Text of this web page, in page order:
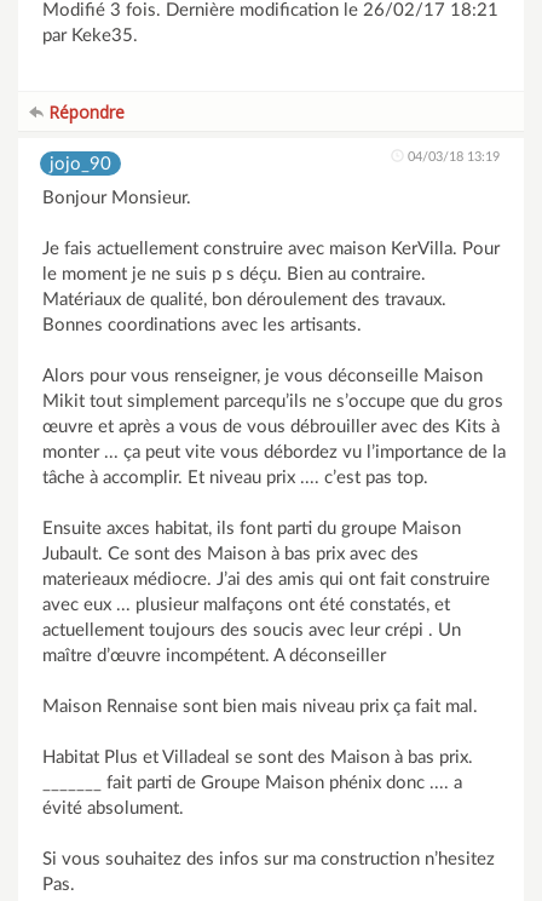
Modifié 3 fois. Dernière modification le 26/02/17 18:21
par Keke35.
Répondre
jojo_90 04/03/18 13:19
Bonjour Monsieur.
Je fais actuellement construire avec maison KerVilla. Pour
le moment je ne suis p s déçu. Bien au contraire.
Matériaux de qualité, bon déroulement des travaux.
Bonnes coordinations avec les artisants.
Alors pour vous renseigner, je vous déconseille Maison
Mikit tout simplement parcequ’ils ne s’occupe que du gros
œuvre et après a vous de vous débrouiller avec des Kits à
monter ... ça peut vite vous débordez vu l’importance de la
tâche à accomplir. Et niveau prix .... c’est pas top.
Ensuite axces habitat, ils font parti du groupe Maison
Jubault. Ce sont des Maison à bas prix avec des
materieaux médiocre. J’ai des amis qui ont fait construire
avec eux ... plusieur malfaçons ont été constatés, et
actuellement toujours des soucis avec leur crépi . Un
maître d’œuvre incompétent. A déconseiller
Maison Rennaise sont bien mais niveau prix ça fait mal.
Habitat Plus et Villadeal se sont des Maison à bas prix.
_______ fait parti de Groupe Maison phénix donc .... a
évité absolument.
Si vous souhaitez des infos sur ma construction n’hesitez
Pas.